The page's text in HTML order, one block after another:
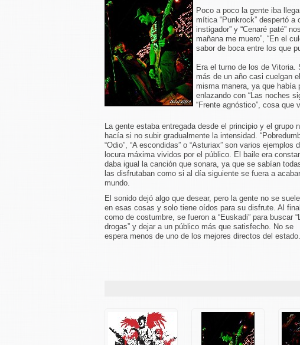
Poco a poco la gente iba
mítica “Punkrock” despertó
instigador” y “Cenaré paté”
mañana me muero”, “En el
sabor de boca entre los que
Era el turno de los de
más de un año casi cuelgan
misma manera, ya que había
enlazando con “Las noches
“Frente agnóstico”, cosa que
La gente estaba entregada desde el principio y el grupo
hacía si no subir gradualmente la intensidad.
“Odio”, “A escondidas” o “Asturiax” son varios ejemplos
locura máxima vividos por el público. El baile era
daba igual la canción que sonara, ya que se sabían
las disfrutaban como si al día siguiente se fuera a
mundo.
El sonido dejó algo que desear, pero la gente no se
en esas cosas y solo tiene oídos para su disfrute. Al
como de costumbre, se fueron a “Euskadi” para buscar
drogas” y dejar a un público más que satisfecho. No se
espera menos de uno de los mejores directos del estado.